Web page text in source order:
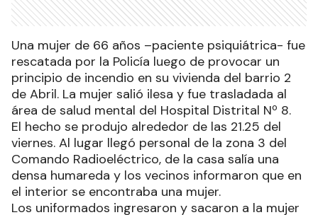
Una mujer de 66 años –paciente psiquiátrica- fue
rescatada por la Policía luego de provocar un
principio de incendio en su vivienda del barrio 2
de Abril. La mujer salió ilesa y fue trasladada al
área de salud mental del Hospital Distrital Nº 8.
El hecho se produjo alrededor de las 21.25 del
viernes. Al lugar llegó personal de la zona 3 del
Comando Radioeléctrico, de la casa salía una
densa humareda y los vecinos informaron que en
el interior se encontraba una mujer.
Los uniformados ingresaron y sacaron a la mujer